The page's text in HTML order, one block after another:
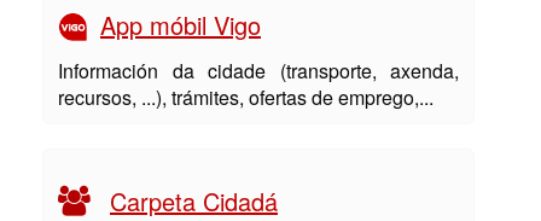
App móbil Vigo
Información da cidade (transporte, axenda,
recursos, ...), trámites, ofertas de emprego,...
Carpeta Cidadá